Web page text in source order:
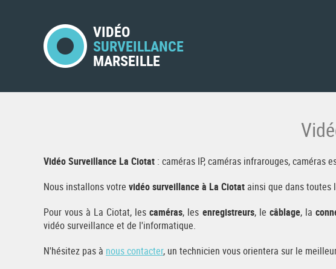
VIDÉO
SURVEILLANCE
MARSEILLE
Vidéo Surveillance La Ciotat : caméras IP, caméras infrarouges, caméras
Nous installons votre vidéo surveillance à La Ciotat ainsi que dans toutes
Pour vous à La Ciotat, lescaméras, les enregistreurs, le câblage, la
vidéo surveillance et de l'informatique.
N'hésitez pas à nous contacter, un technicien vous orientera sur le